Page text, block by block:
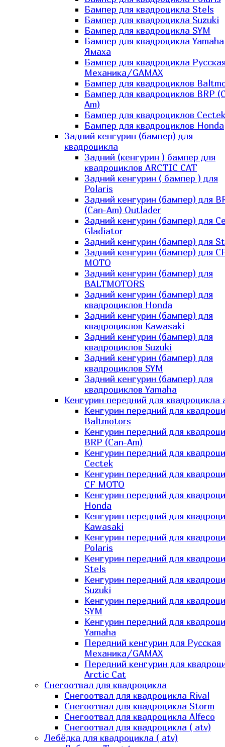
Бампер для квадроцикла Stels
Бампер для квадроцикла Suzuki
Бампер для квадроцикла SYM
Бампер для квадроцикла Yamaha
Ямаха
Бампер для квадроцикла
Механика/GAMAX
Бампер для квадроциклов
Бампер для квадроциклов BRP
Am)
Бампер для квадроциклов Cectek
Бампер для квадроциклов Honda
Задний кенгурин (бампер) для
квадроцикла
Задний (кенгурин ) бампер для
квадроциклов ARCTIC CAT
Задний кенгурин ( бампер ) для
Polaris
Задний кенгурин (бампер) для
(Can-Am) Outlader
Задний кенгурин (бампер) для
Gladiator
Задний кенгурин (бампер) для
Задний кенгурин (бампер) для
MOTO
Задний кенгурин (бампер) для
BALTMOTORS
Задний кенгурин (бампер) для
квадроциклов Honda
Задний кенгурин (бампер) для
квадроциклов Kawasaki
Задний кенгурин (бампер) для
квадроциклов Suzuki
Задний кенгурин (бампер) для
квадроциклов SYM
Задний кенгурин (бампер) для
квадроциклов Yamaha
Кенгурин передний для квадроцикла
Кенгурин передний для
Baltmotors
Кенгурин передний для
BRP (Can-Am)
Кенгурин передний для
Cectek
Кенгурин передний для
CF MOTO
Кенгурин передний для
Honda
Кенгурин передний для
Kawasaki
Кенгурин передний для
Polaris
Кенгурин передний для
Stels
Кенгурин передний для
Suzuki
Кенгурин передний для
SYM
Кенгурин передний для
Yamaha
Передний кенгурин для Русская
Механика/GAMAX
Передний кенгурин для
Arctic Cat
Снегоотвал для квадроцикла
Снегоотвал для квадроцикла Rival
Снегоотвал для квадроцикла Storm
Снегоотвал для квадроцикла Alfeco
Снегоотвал для квадроцикла ( atv)
Лебёдка для квадроцикла ( atv)